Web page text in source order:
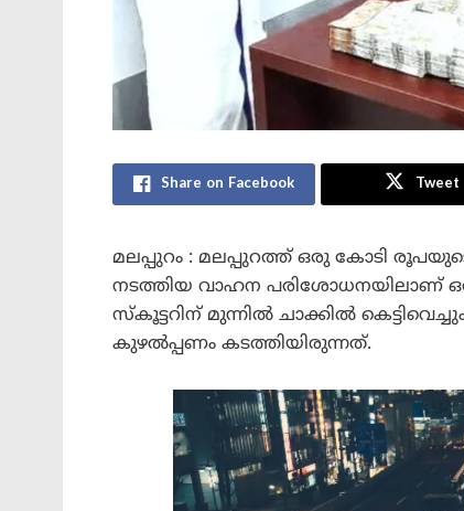
Share on Facebook Tweet
മലപ്പുറം : മലപ്പുറത്ത് ഒരു കോടി
നടത്തിയ വാഹന പരിശോധനയിലാണ്
സ്കൂട്ടറിന് മുന്നിൽ ചാക്കിൽ
കുഴൽപ്പണം കടത്തിയിരുന്നത്.